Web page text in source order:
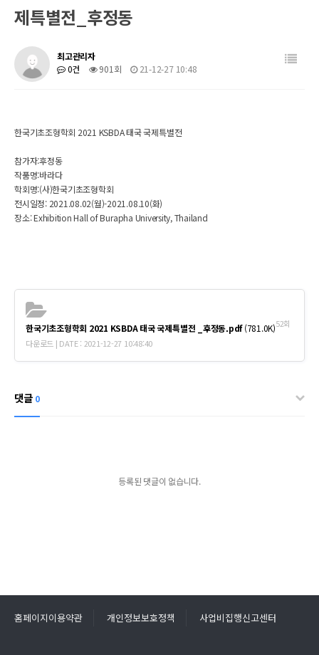
제특별전_후정동
최고관리자
0건
901회 21-12-27 10:48
한국기초조형학회 2021 KSBDA 태국 국제특별전
참가자:후정동
작품명:바라다
학회명:(사)한국기초조형학회
전시일정: 2021.08.02(월)-2021.08.10(화)
장소: Exhibition Hall of Burapha University, Thailand
한국기초조형학회 2021 KSBDA 태국 국제특별전 _후정동.pdf(781.0K)52회
다운로드 | DATE : 2021-12-27 10:48:40
댓글 0
등록된 댓글이 없습니다.
홈페이지이용약관 개인정보보호정책 사업비집행신고센터